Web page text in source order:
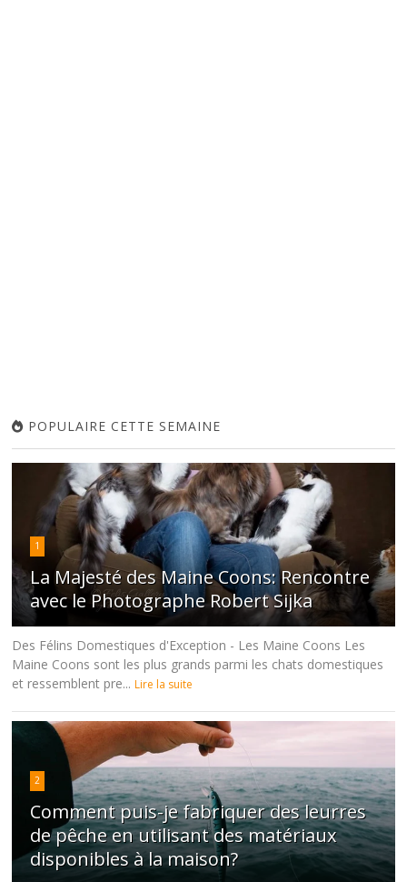
POPULAIRE CETTE SEMAINE
1
La Majesté des Maine Coons: Rencontre
avec le Photographe Robert Sijka
Des Félins Domestiques d'Exception - Les Maine Coons Les
Maine Coons sont les plus grands parmi les chats domestiques
et ressemblent pre... Lire la suite
2
Comment puis-je fabriquer des leurres
de pêche en utilisant des matériaux
disponibles à la maison?